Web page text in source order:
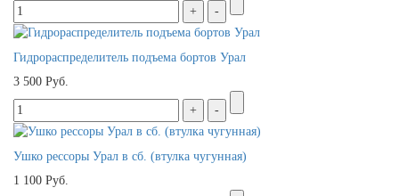
Гидрораспределитель подъема бортов Урал
3 500 Руб.
Ушко рессоры Урал в сб. (втулка чугунная)
1 100 Руб.